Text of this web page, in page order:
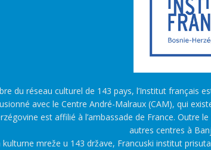
du réseau culturel de 143 pays, l’Institut français
avec le Centre André-Malraux (CAM), qui
est affilié à l’ambassade de France. Outre
autres centres à
kulturne mreže u 143 države, Francuski institut